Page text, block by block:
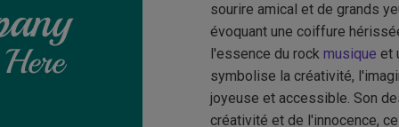
sourire amical et de grands
évoquant une coiffure
l'essence du rock musique et
symbolise la créativité,
joyeuse et accessible. Son
créativité et de l'innocence,